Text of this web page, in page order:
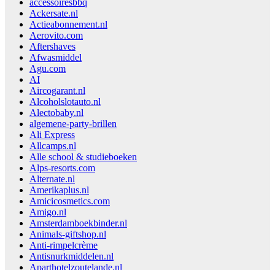
accessoiresbbq
Ackersate.nl
Actieabonnement.nl
Aerovito.com
Aftershaves
Afwasmiddel
Agu.com
AI
Aircogarant.nl
Alcoholslotauto.nl
Alectobaby.nl
algemene-party-brillen
Ali Express
Allcamps.nl
Alle school & studieboeken
Alps-resorts.com
Alternate.nl
Amerikaplus.nl
Amicicosmetics.com
Amigo.nl
Amsterdamboekbinder.nl
Animals-giftshop.nl
Anti-rimpelcrème
Antisnurkmiddelen.nl
Aparthotelzoutelande.nl